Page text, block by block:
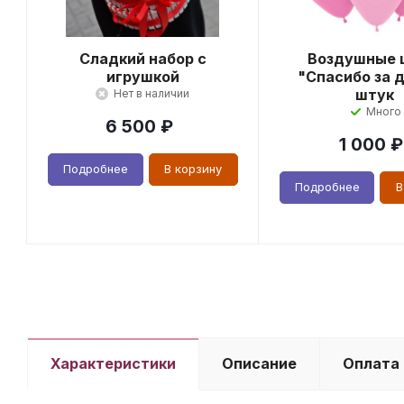
Сладкий набор с
игрушкой
Нет в наличии
6 500 ₽
Подробнее В корзину
Воздушные
"Спасибо за
штук
Много
1 000 ₽
Подробнее
Характеристики Описание Оплата